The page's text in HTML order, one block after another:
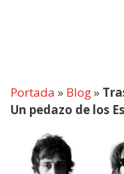
Portada » Blog»
Un pedazo de los